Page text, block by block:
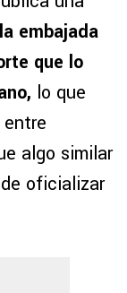
embajada
que lo
lo que
algo similar
oficializar